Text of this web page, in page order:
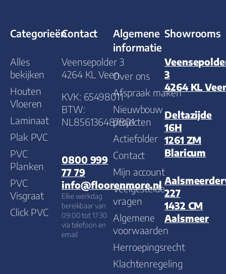
Categorieën
Alles
bekijken
Houten
Vloeren
Laminaat
Plak PVC
PVC
Planken
PVC
Visgraat
Click PVC
Contact
Veensepolder 3
4264 KL Veen
KVK: 65498011
BTW:
NL856136487B01
0800 999
77 79
info@floorenmore.nl
Elke werkdag
bereikbaar van
09:00 tot 17:30
via telefoon en
email
Algemene
informatie
Over ons
Afspraak maken
Nieuwbouw
projecten
Actiefolder
Contact
Mijn account
Veelgestelde
vragen
Algemene
voorwaarden
Herroepingsrecht
Klachtenregeling
Showrooms
3
4264 KL
Deltazijde
16H
1261 ZM
Blaricum
227
1432 CM
Aalsmeer